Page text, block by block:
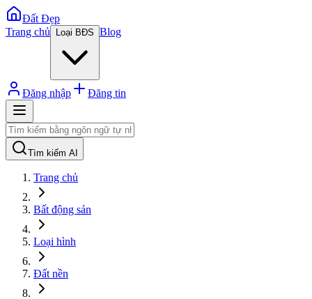
Đất Đẹp
Trang chủ
Loại BĐS Blog
Đăng nhập Đăng tin
Tìm kiếm AI
Trang chủ
Bất động sản
Loại hình
Đất nền